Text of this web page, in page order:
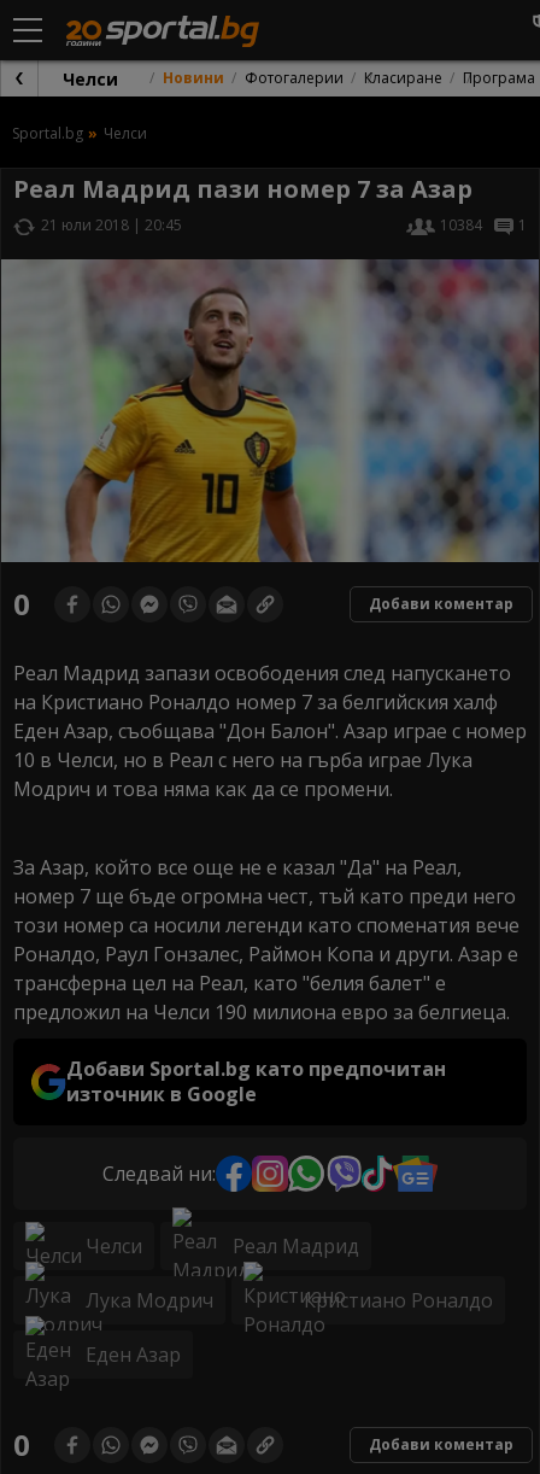
Челси Новини Фотогалерии Класиране Програма
Sportal.bg Челси
Реал Мадрид пази номер 7 за Азар
21 юли 2018 | 20:45 10384 1
0 Добави коментар
Реал Мадрид запази освободения след напускането
на Кристиано Роналдо номер 7 за белгийския халф
Еден Азар, съобщава "Дон Балон". Азар играе с номер
10 в Челси, но в Реал с него на гърба играе Лука
Модрич и това няма как да се промени.
За Азар, който все още не е казал "Да" на Реал,
номер 7 ще бъде огромна чест, тъй като преди него
този номер са носили легенди като споменатия вече
Роналдо, Раул Гонзалес, Раймон Копа и други. Азар е
трансферна цел на Реал, като "белия балет" е
предложил на Челси 190 милиона евро за белгиеца.
Добави Sportal.bg като предпочитан
източник в Google
Следвай ни:
Челси Реал Мадрид
Лука Модрич Кристиано Роналдо
Еден Азар
0 Добави коментар